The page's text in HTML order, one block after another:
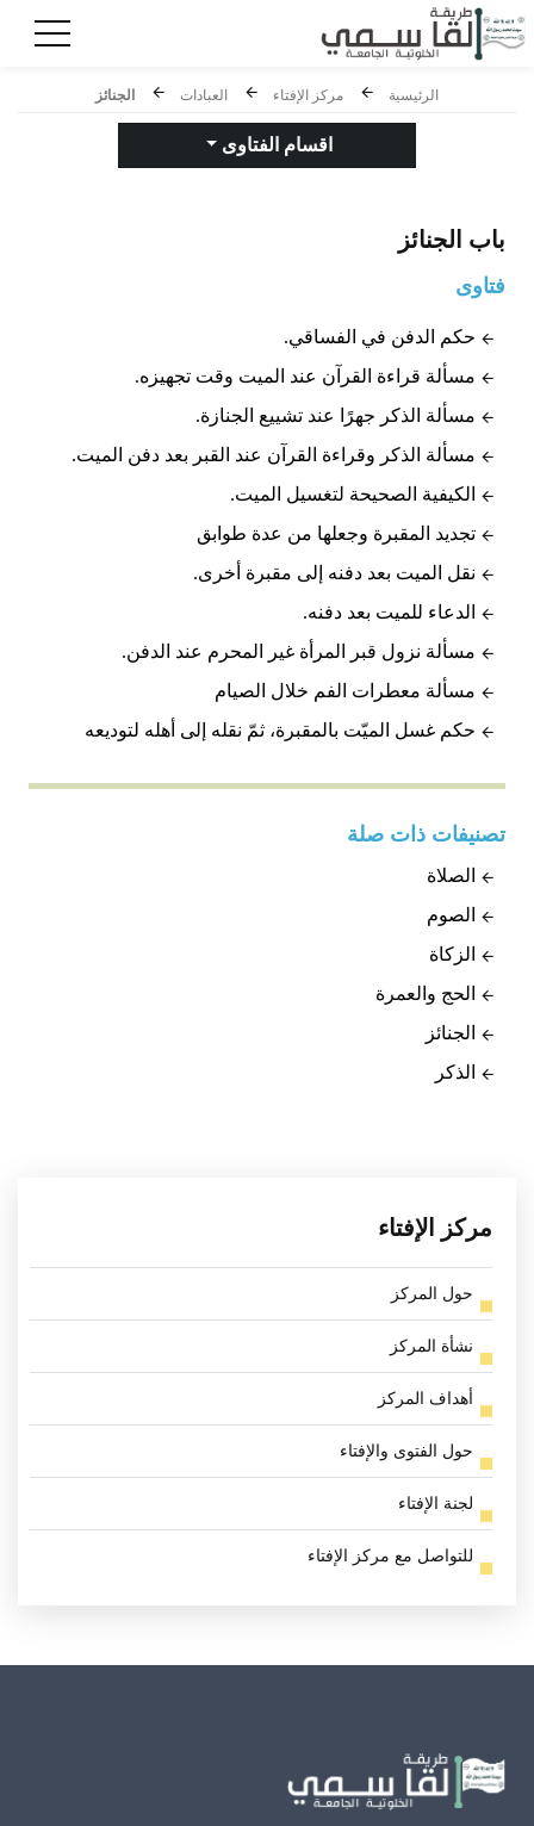
الرئيسية مركز الإفتاء العبادات الجنائز
اقسام الفتاوى
باب الجنائز
فتاوى
حكم الدفن في الفساقي.
مسألة قراءة القرآن عند الميت وقت تجهيزه.
مسألة الذكر جهرًا عند تشييع الجنازة.
مسألة الذكر وقراءة القرآن عند القبر بعد دفن الميت.
الكيفية الصحيحة لتغسيل الميت.
تجديد المقبرة وجعلها من عدة طوابق
نقل الميت بعد دفنه إلى مقبرة أخرى.
الدعاء للميت بعد دفنه.
مسألة نزول قبر المرأة غير المحرم عند الدفن.
مسألة معطرات الفم خلال الصيام
حكم غسل الميّت بالمقبرة، ثمّ نقله إلى أهله لتوديعه
تصنيفات ذات صلة
الصلاة
الصوم
الزكاة
الحج والعمرة
الجنائز
الذكر
مركز الإفتاء
حول المركز
نشأة المركز
أهداف المركز
حول الفتوى والإفتاء
لجنة الإفتاء
للتواصل مع مركز الإفتاء